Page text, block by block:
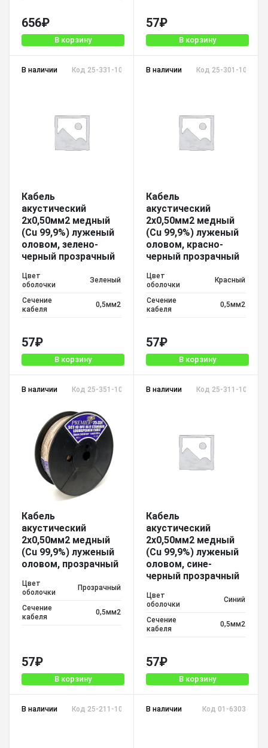
656₽
В корзину
57₽
В корзину
В наличии Код 25-331-100 SCT-10 TC
Кабель
акустический
2х0,50мм2 медный
(Cu 99,9%) луженый
оловом, зелено-
черный прозрачный
Цвет
оболочки
Зеленый
Сечение
кабеля
0,5мм2
57₽
В корзину
В наличии Код 25-301-100
Кабель
акустический
2х0,50мм2 медный
(Cu 99,9%) луженый
оловом, красно-
черный прозрачный
Цвет
оболочки
Красный
Сечение
кабеля
0,5мм2
57₽
В корзину
В наличии Код 25-351-100 SCT-19 TC
Кабель
акустический
2х0,50мм2 медный
(Cu 99,9%) луженый
оловом, прозрачный
Цвет
оболочки
Прозрачный
Сечение
кабеля
0,5мм2
57₽
В корзину
В наличии Код 25-311-100
Кабель
акустический
2х0,50мм2 медный
(Cu 99,9%) луженый
оловом, сине-
черный прозрачный
Цвет
оболочки
Синий
Сечение
кабеля
0,5мм2
57₽
В корзину
В наличии Код 25-211-100 SCC-17 BCВ наличии Код 01-6303